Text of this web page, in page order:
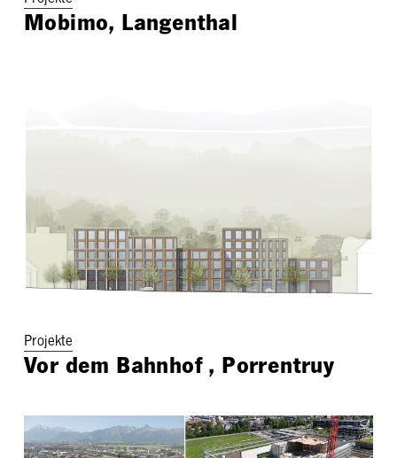
Mobimo, Langenthal
Projekte
Vor dem Bahnhof , Porrentruy